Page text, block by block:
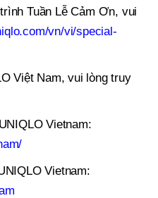
Tuần Lễ Cảm Ơn, vui
vn/vi/special-
Việt Nam, vui lòng truy
Vietnam:
Vietnam: